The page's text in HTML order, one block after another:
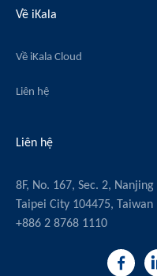
Về iKala
Về iKala Cloud
Liên hệ
Liên hệ
8F, No. 167, Sec. 2,
Taipei City 104475, Taiwan
+886 2 8768 1110